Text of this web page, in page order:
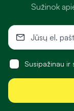
Sužinok
Susipažinau ir